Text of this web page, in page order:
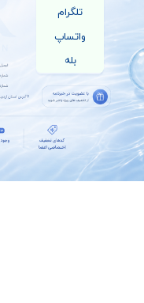
تلگرام
واتساپ
بله